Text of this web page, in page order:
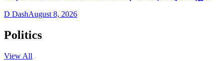
D DashAugust 8, 2026
Politics
View All